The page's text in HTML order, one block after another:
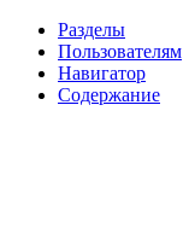
Разделы
Пользователям
Навигатор
Содержание